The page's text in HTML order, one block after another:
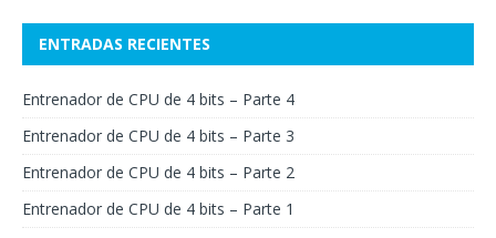
ENTRADAS RECIENTES
Entrenador de CPU de 4 bits – Parte 4
Entrenador de CPU de 4 bits – Parte 3
Entrenador de CPU de 4 bits – Parte 2
Entrenador de CPU de 4 bits – Parte 1